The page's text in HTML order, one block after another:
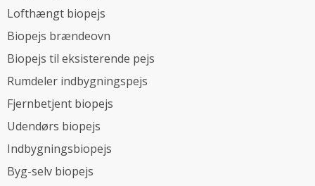
Lofthængt biopejs
Biopejs brændeovn
Biopejs til eksisterende pejs
Rumdeler indbygningspejs
Fjernbetjent biopejs
Udendørs biopejs
Indbygningsbiopejs
Byg-selv biopejs